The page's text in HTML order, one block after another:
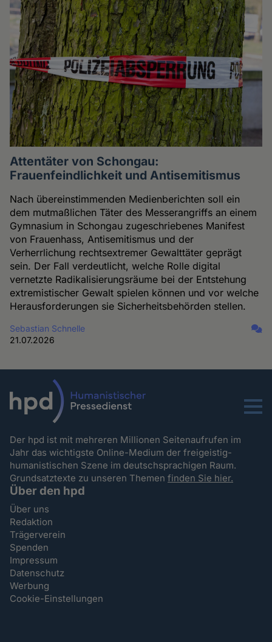
Attentäter von Schongau:
Frauenfeindlichkeit und Antisemitismus
Nach übereinstimmenden Medienberichten soll ein
dem mutmaßlichen Täter des Messerangriffs an einem
Gymnasium in Schongau zugeschriebenes Manifest
von Frauenhass, Antisemitismus und der
Verherrlichung rechtsextremer Gewalttäter geprägt
sein. Der Fall verdeutlicht, welche Rolle digital
vernetzte Radikalisierungsräume bei der Entstehung
extremistischer Gewalt spielen können und vor welche
Herausforderungen sie Sicherheitsbehörden stellen.
Sebastian Schnelle
21.07.2026
Menu
Der hpd ist mit mehreren Millionen Seitenaufrufen im
Jahr das wichtigste Online-Medium der freigeistig-
humanistischen Szene im deutschsprachigen Raum.
Grundsatztexte zu unseren Themenfinden Sie hier.
Über den hpd
Über uns
Redaktion
Trägerverein
Spenden
Impressum
Datenschutz
Werbung
Cookie-Einstellungen